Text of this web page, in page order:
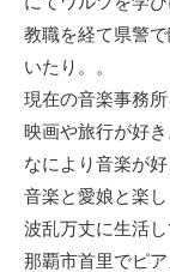
教職を経て県警
いたり。。
現在の音楽事務
映画や旅行が好き
なにより音楽が好
音楽と愛娘と楽し
波乱万丈に生活し
那覇市首里でピ